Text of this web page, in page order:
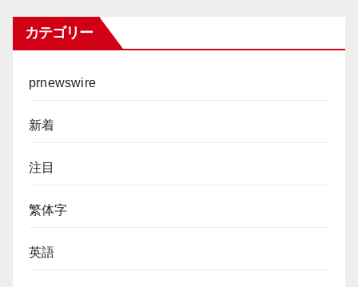
カテゴリー
prnewswire
新着
注目
繁体字
英語